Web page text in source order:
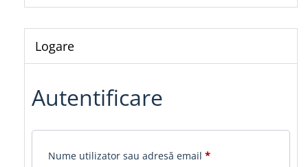
Logare
Autentificare
Nume utilizator sau adresă email *Obligatoriu